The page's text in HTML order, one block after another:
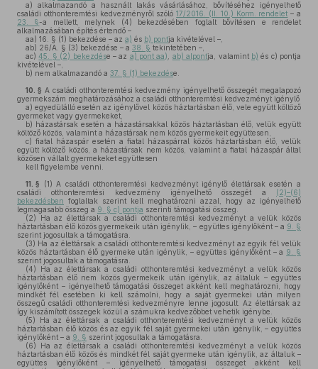
a) alkalmazandó a használt lakás vásárlásához, bővítéséhez igényelhető
családi otthonteremtési kedvezményről szóló17/2016. (II. 10.) Korm. rendelet – a
23. §-a mellett, melynek (4) bekezdésében foglalt bővítésen e rendelet
alkalmazásában építés értendő –
aa) 16. § (1) bekezdése – az a) és b) pontja kivételével –,
ab) 26/A. § (3) bekezdése – a 38. § tekintetében –,
ac) 45. § (2) bekezdése – az a) pont aa) ab) alpontja, valamint b) és c) pontja
kivételével –,
b) nem alkalmazandó a 37. § (1) bekezdése.
10. § A családi otthonteremtési kedvezmény igényelhető összegét megalapozó
gyermekszám meghatározásához a családi otthonteremtési kedvezményt igénylő
a) egyedülálló esetén az igénylővel közös háztartásban élő, vele együtt költöző
gyermeket vagy gyermekeket,
b) házastársak esetén a házastársakkal közös háztartásban élő, velük együtt
költöző közös, valamint a házastársak nem közös gyermekeit együttesen,
c) fiatal házaspár esetén a fiatal házaspárral közös háztartásban élő, velük
együtt költöző közös, a házastársak nem közös, valamint a fiatal házaspár által
közösen vállalt gyermekeket együttesen
kell figyelembe venni.
11. § (1) A családi otthonteremtési kedvezményt igénylő élettársak esetén a
családi otthonteremtési kedvezmény igényelhető összegét a (2)–(6)
bekezdésben foglaltak szerint kell meghatározni azzal, hogy az igényelhető
legmagasabb összeg a 9. § c) pontja szerinti támogatási összeg.
(2) Ha az élettársak a családi otthonteremtési kedvezményt a velük közös
háztartásban élő közös gyermekeik után igénylik, – együttes igénylőként – a 9. §
szerint jogosultak a támogatásra.
(3) Ha az élettársak a családi otthonteremtési kedvezményt az egyik fél velük
közös háztartásban élő gyermeke után igénylik, – együttes igénylőként – a 9. §
szerint jogosultak a támogatásra.
(4) Ha az élettársak a családi otthonteremtési kedvezményt a velük közös
háztartásban élő nem közös gyermekeik után igénylik, az általuk – együttes
igénylőként – igényelhető támogatási összeget akként kell meghatározni, hogy
mindkét fél esetében ki kell számolni, hogy a saját gyermekei után milyen
összegű családi otthonteremtési kedvezményre lenne jogosult. Az élettársak az
így kiszámított összegek közül a számukra kedvezőbbet vehetik igénybe.
(5) Ha az élettársak a családi otthonteremtési kedvezményt a velük közös
háztartásban élő közös és az egyik fél saját gyermekei után igénylik, – együttes
igénylőként – a 9. § szerint jogosultak a támogatásra.
(6) Ha az élettársak a családi otthonteremtési kedvezményt a velük közös
háztartásban élő közös és mindkét fél saját gyermeke után igénylik, az általuk –
együttes igénylőként – igényelhető támogatási összeget akként kell